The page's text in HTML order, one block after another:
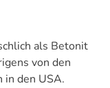
als Betonit
von den
in den USA.